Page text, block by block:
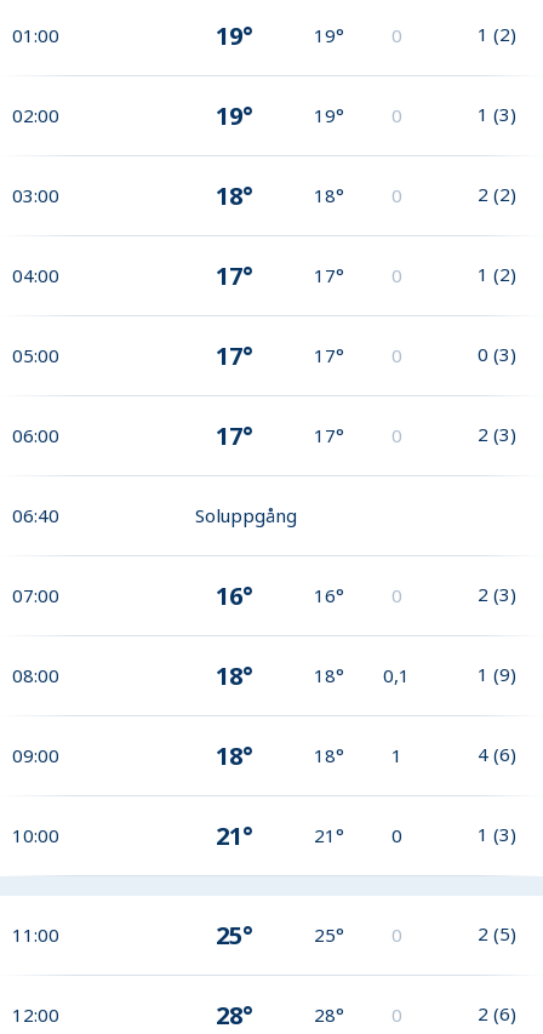
01:00 19° 19° 0 1 (2)
02:00 19° 19° 0 1 (3)
03:00 18° 18° 0 2 (2)
04:00 17° 17° 0 1 (2)
05:00 17° 17° 0 0 (3)
06:00 17° 17° 0 2 (3)
06:40 Soluppgång
07:00 16° 16° 0 2 (3)
08:00 18° 18° 0,1 1 (9)
09:00 18° 18° 1 4 (6)
10:00 21° 21° 0 1 (3)
11:00 25° 25° 0 2 (5)
12:00 28° 28° 0 2 (6)